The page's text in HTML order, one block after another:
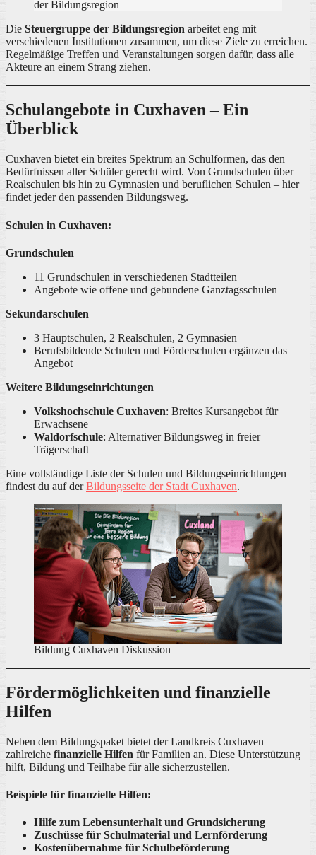
der Bildungsregion
Die Steuergruppe der Bildungsregion arbeitet eng mit
verschiedenen Institutionen zusammen, um diese Ziele zu erreichen.
Regelmäßige Treffen und Veranstaltungen sorgen dafür, dass alle
Akteure an einem Strang ziehen.
Schulangebote in Cuxhaven – Ein
Überblick
Cuxhaven bietet ein breites Spektrum an Schulformen, das den
Bedürfnissen aller Schüler gerecht wird. Von Grundschulen über
Realschulen bis hin zu Gymnasien und beruflichen Schulen – hier
findet jeder den passenden Bildungsweg.
Schulen in Cuxhaven:
Grundschulen
11 Grundschulen in verschiedenen Stadtteilen
Angebote wie offene und gebundene Ganztagsschulen
Sekundarschulen
3 Hauptschulen, 2 Realschulen, 2 Gymnasien
Berufsbildende Schulen und Förderschulen ergänzen das
Angebot
Weitere Bildungseinrichtungen
Volkshochschule Cuxhaven: Breites Kursangebot für
Erwachsene
Waldorfschule: Alternativer Bildungsweg in freier
Trägerschaft
Eine vollständige Liste der Schulen und Bildungseinrichtungen
findest du auf derBildungsseite der Stadt Cuxhaven.
Bildung Cuxhaven Diskussion
Fördermöglichkeiten und finanzielle
Hilfen
Neben dem Bildungspaket bietet der Landkreis Cuxhaven
zahlreiche finanzielle Hilfen für Familien an. Diese Unterstützung
hilft, Bildung und Teilhabe für alle sicherzustellen.
Beispiele für finanzielle Hilfen:
Hilfe zum Lebensunterhalt und Grundsicherung
Zuschüsse für Schulmaterial und Lernförderung
Kostenübernahme für Schulbeförderung